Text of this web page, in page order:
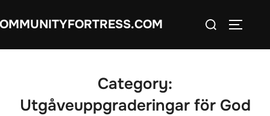
to
Search
Category:
Utgåveuppgraderingar för God